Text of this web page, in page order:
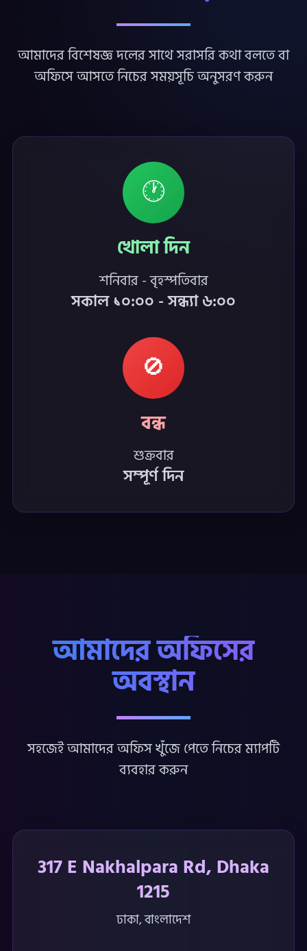
আমাদের বিশেষজ্ঞ দলের সাথে সরাসরি কথা বলতে বা
অফিসে আসতে নিচের সময়সূচি অনুসরণ করুন
🕐
খোলা দিন
শনিবার - বৃহস্পতিবার
সকাল ১০:০০ - সন্ধ্যা ৬:০০
🚫
বন্ধ
শুক্রবার
সম্পূর্ণ দিন
আমাদের অফিসের
অবস্থান
সহজেই আমাদের অফিস খুঁজে পেতে নিচের ম্যাপটি
ব্যবহার করুন
317 E Nakhalpara Rd, Dhaka
1215
ঢাকা, বাংলাদেশ